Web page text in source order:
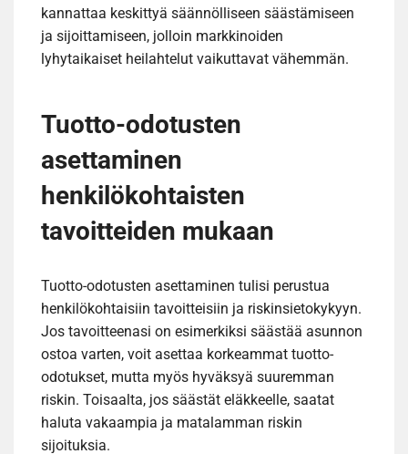
kannattaa keskittyä säännölliseen säästämiseen
ja sijoittamiseen, jolloin markkinoiden
lyhytaikaiset heilahtelut vaikuttavat vähemmän.
Tuotto-odotusten
asettaminen
henkilökohtaisten
tavoitteiden mukaan
Tuotto-odotusten asettaminen tulisi perustua
henkilökohtaisiin tavoitteisiin ja riskinsietokykyyn.
Jos tavoitteenasi on esimerkiksi säästää asunnon
ostoa varten, voit asettaa korkeammat tuotto-
odotukset, mutta myös hyväksyä suuremman
riskin. Toisaalta, jos säästät eläkkeelle, saatat
haluta vakaampia ja matalamman riskin
sijoituksia.